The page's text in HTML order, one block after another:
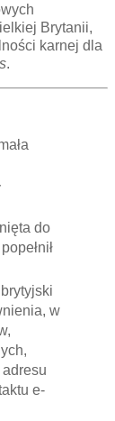
Brytanii,
karnej dla
.
do
w
e-